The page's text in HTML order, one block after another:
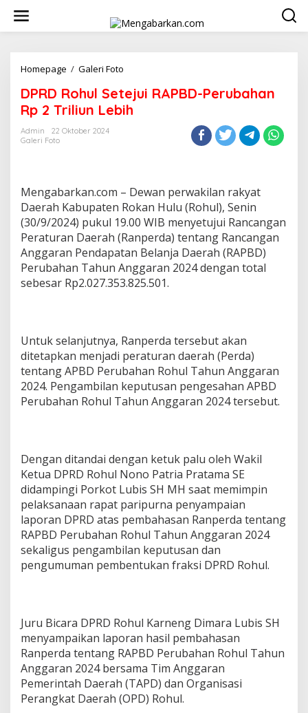
konten
Homepage / Galeri Foto
Setejui
RAPBD-
Perubahan
DPRD Rohul Setejui RAPBD-Perubahan
Rp 2 Triliun Lebih
Admin
22 Oktober 2024
Galeri Foto
Mengabarkan.com – Dewan perwakilan rakyat
Daerah Kabupaten Rokan Hulu (Rohul), Senin
(30/9/2024) pukul 19.00 WIB menyetujui Rancangan
Peraturan Daerah (Ranperda) tentang Rancangan
Anggaran Pendapatan Belanja Daerah (RAPBD)
Perubahan Tahun Anggaran 2024 dengan total
sebesar Rp2.027.353.825.501.
Untuk selanjutnya, Ranperda tersebut akan
ditetapkan menjadi peraturan daerah (Perda)
tentang APBD Perubahan Rohul Tahun Anggaran
2024. Pengambilan keputusan pengesahan APBD
Perubahan Rohul Tahun Anggaran 2024 tersebut.
Dengan ditandai dengan ketuk palu oleh Wakil
Ketua DPRD Rohul Nono Patria Pratama SE
didampingi Porkot Lubis SH MH saat memimpin
pelaksanaan rapat paripurna penyampaian
laporan DPRD atas pembahasan Ranperda tentang
RAPBD Perubahan Rohul Tahun Anggaran 2024
sekaligus pengambilan keputusan dan
pengumuman pembentukan fraksi DPRD Rohul.
Juru Bicara DPRD Rohul Karneng Dimara Lubis SH
menyampaikan laporan hasil pembahasan
Ranperda tentang RAPBD Perubahan Rohul Tahun
Anggaran 2024 bersama Tim Anggaran
Pemerintah Daerah (TAPD) dan Organisasi
Perangkat Daerah (OPD) Rohul.